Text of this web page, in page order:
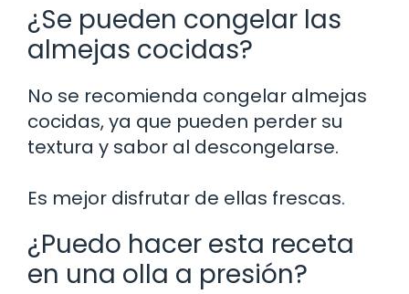
¿Se pueden congelar las
almejas cocidas?
No se recomienda congelar almejas
cocidas, ya que pueden perder su
textura y sabor al descongelarse.
Es mejor disfrutar de ellas frescas.
¿Puedo hacer esta receta
en una olla a presión?